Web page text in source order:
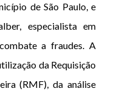
de São Paulo, e
especialista em
a fraudes. A
da Requisição
(RMF), da análise